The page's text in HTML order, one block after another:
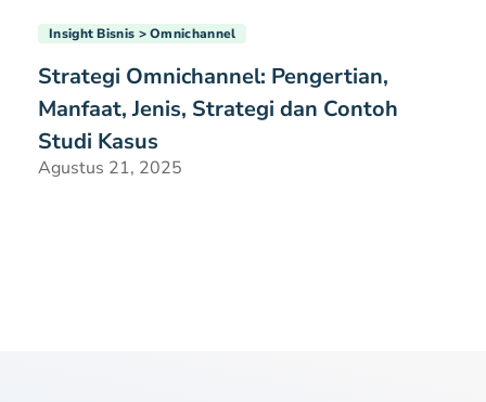
Insight Bisnis Omnichannel
Strategi Omnichannel: Pengertian,
Manfaat, Jenis, Strategi dan Contoh
Studi Kasus
Agustus 21, 2025